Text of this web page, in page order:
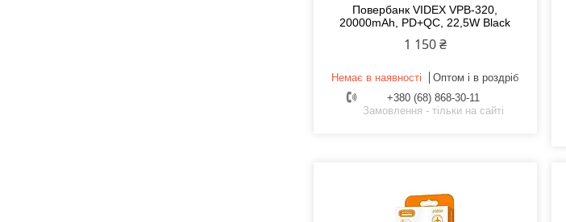
Повербанк VIDEX VPB-320,
20000mAh, PD+QC, 22,5W Black
1 150 ₴
Немає в наявності
Оптом і в роздріб
+380 (68) 868-30-11
Замовлення - тільки на сайті